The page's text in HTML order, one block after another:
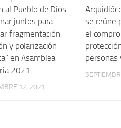
al Pueblo de Dios:
juntos para
fragmentación,
y polarización
en Asamblea
2021
12, 2021
se reúne
el
personas